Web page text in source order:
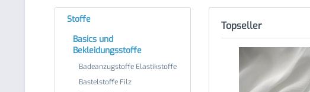
Stoffe
Basics und
Bekleidungsstoffe
Badeanzugstoffe Elastikstoffe
Bastelstoffe Filz
Topseller